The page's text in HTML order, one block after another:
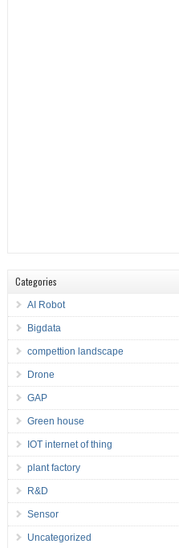
Categories
AI Robot
Bigdata
compettion landscape
Drone
GAP
Green house
IOT internet of thing
plant factory
R&D
Sensor
Uncategorized